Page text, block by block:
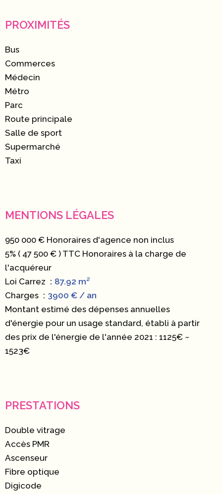
PROXIMITÉS
Bus
Commerces
Médecin
Métro
Parc
Route principale
Salle de sport
Supermarché
Taxi
MENTIONS LÉGALES
950 000 € Honoraires d'agence non inclus
5% ( 47 500 € ) TTC Honoraires à la charge de
l'acquéreur
Loi Carrez
87.92 m²
Charges
3900 € / an
Montant estimé des dépenses annuelles
d'énergie pour un usage standard, établi à partir
des prix de l'énergie de l'année 2021 : 1125€ ~
1523€
PRESTATIONS
Double vitrage
Accès PMR
Ascenseur
Fibre optique
Digicode